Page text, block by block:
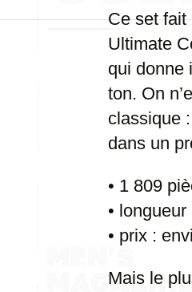
Ce set fait
Ultimate
qui donne
ton. On
classique
dans un
• 1 809
•
• prix :
Mais le